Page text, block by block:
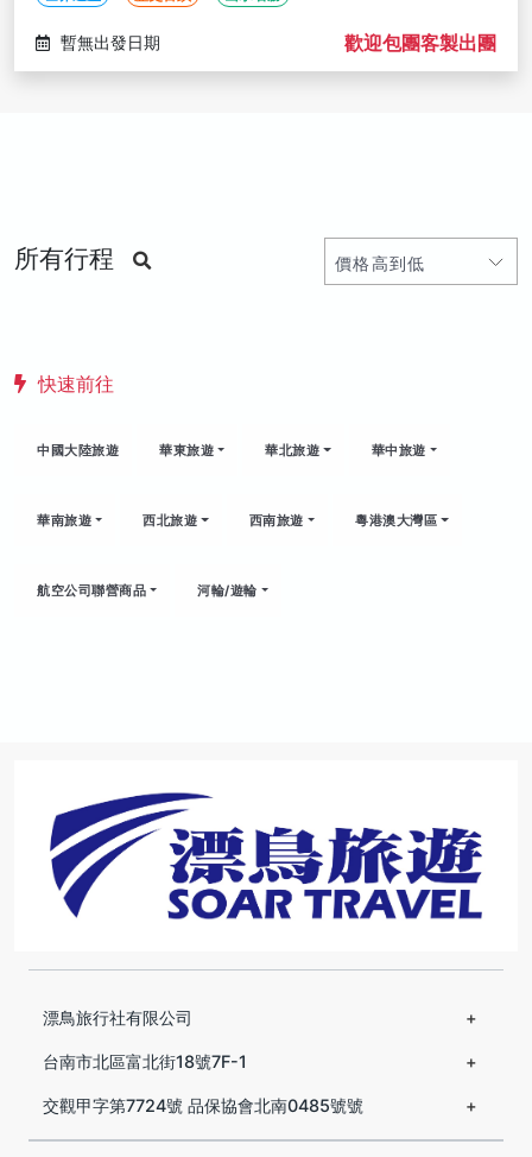
暫無出發日期 歡迎包團客製出團
所有行程
快速前往
中國大陸旅遊 華東旅遊 華北旅遊 華中旅遊
華南旅遊 西北旅遊 西南旅遊 粵港澳大灣區
航空公司聯營商品 河輪/遊輪
漂鳥旅行社有限公司
台南市北區富北街18號7F-1
交觀甲字第7724號 品保協會北南0485號號